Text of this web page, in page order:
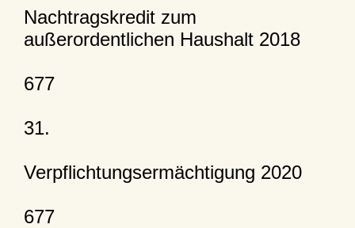
Nachtragskredit zum
außerordentlichen Haushalt 2018
677
31.
Verpflichtungsermächtigung 2020
677